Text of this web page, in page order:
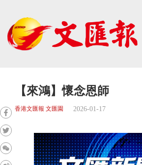
【來鴻】懷念恩師
香港文匯報 文匯園 2026-01-17